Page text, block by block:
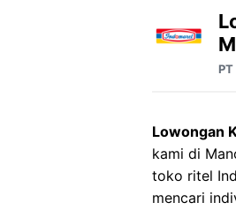
Lowongan
kami di
toko ritel
mencari